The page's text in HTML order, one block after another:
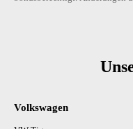
Volkswagen